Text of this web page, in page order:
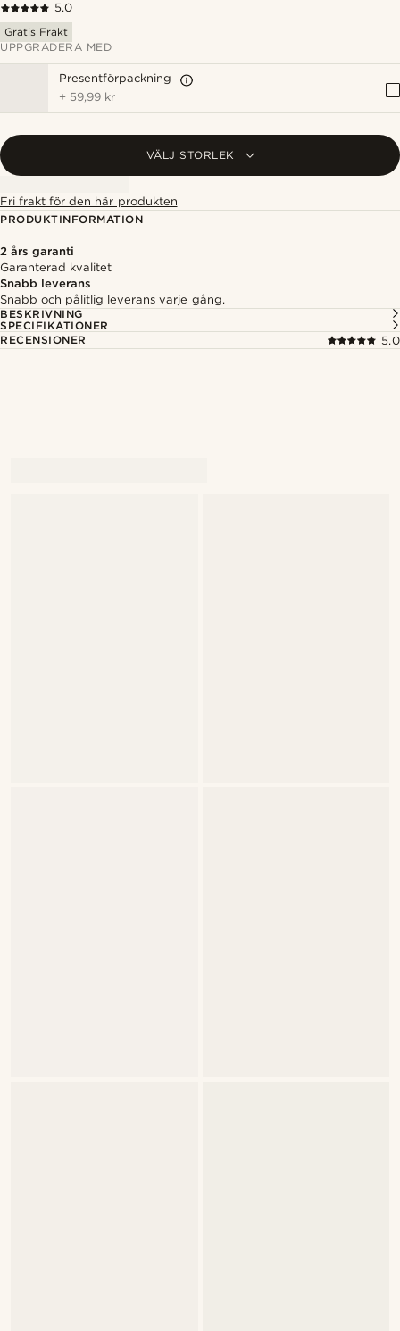
5.0
Gratis Frakt
UPPGRADERA MED
Presentförpackning
+ 59,99 kr
VÄLJ STORLEK
Fri frakt för den här produkten
PRODUKTINFORMATION
2 års garanti
Garanterad kvalitet
Snabb leverans
Snabb och pålitlig leverans varje gång.
BESKRIVNING
SPECIFIKATIONER
RECENSIONER
5.0